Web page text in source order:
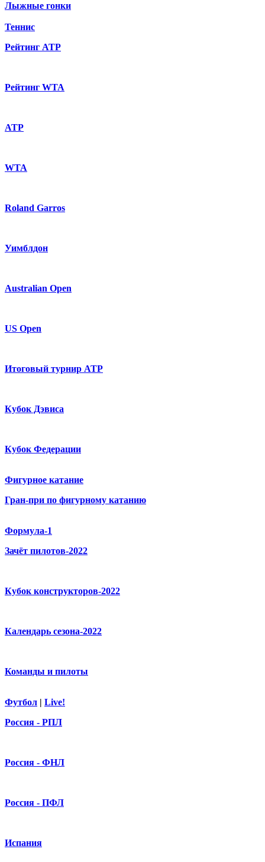
Лыжные гонки
Теннис
Рейтинг ATP
Рейтинг WTA
ATP
WTA
Roland Garros
Уимблдон
Australian Open
US Open
Итоговый турнир ATP
Кубок Дэвиса
Кубок Федерации
Фигурное катание
Гран-при по фигурному катанию
Формула-1
Зачёт пилотов-2022
Кубок конструкторов-2022
Календарь сезона-2022
Команды и пилоты
Футбол | Live!
Россия - РПЛ
Россия - ФНЛ
Россия - ПФЛ
Испания